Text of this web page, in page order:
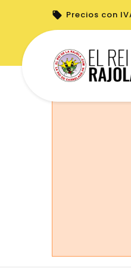
Precios con
No